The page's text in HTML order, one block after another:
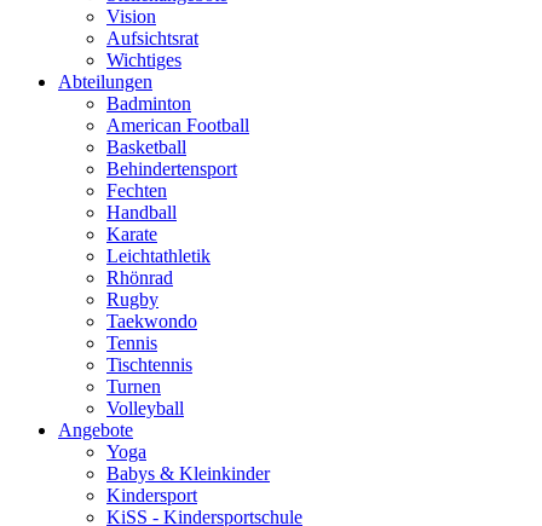
Vision
Aufsichtsrat
Wichtiges
Abteilungen
Badminton
American Football
Basketball
Behindertensport
Fechten
Handball
Karate
Leichtathletik
Rhönrad
Rugby
Taekwondo
Tennis
Tischtennis
Turnen
Volleyball
Angebote
Yoga
Babys & Kleinkinder
Kindersport
KiSS - Kindersportschule